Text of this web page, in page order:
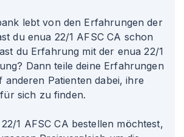
lebt von den Erfahrungen der
du enua 22/1 AFSC CA schon
du Erfahrung mit der enua 22/1
Dann teile deine Erfahrungen
anderen Patienten dabei, ihre
sich zu finden.
1 AFSC CA bestellen möchtest,